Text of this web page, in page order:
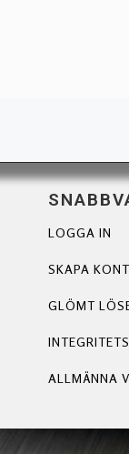
LOGGA IN
SKAPA
GLÖMT
ALLMÄNNA